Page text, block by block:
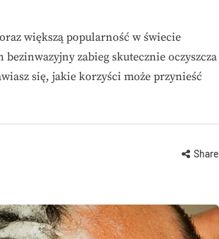
większą popularność w świecie
zabieg skutecznie oczyszcza
się, jakie korzyści może przynieść
Share